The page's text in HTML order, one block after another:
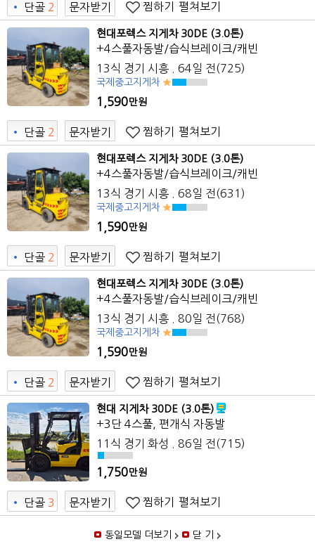
• 단골 2 문자받기 찜하기 펼쳐보기
현대포렉스 지게차 30DE (3.0톤)
+4스풀자동발/습식브레이크/캐빈
13식 경기 시흥 . 64일 전(725)
국제중고지게차
1,590만원
• 단골 2 문자받기 찜하기 펼쳐보기
현대포렉스 지게차 30DE (3.0톤)
+4스풀자동발/습식브레이크/캐빈 ​
13식 경기 시흥 . 68일 전(631)
국제중고지게차
1,590만원
• 단골 2 문자받기 찜하기 펼쳐보기
현대포렉스 지게차 30DE (3.0톤)
+4스풀자동발/습식브레이크/캐빈 ​
13식 경기 시흥 . 80일 전(768)
국제중고지게차
1,590만원
• 단골 2 문자받기 찜하기 펼쳐보기
현대 지게차 30DE (3.0톤)
+3단 4스풀, 편개식 자동발
11식 경기 화성 . 86일 전(715)
1,750만원
• 단골 3 문자받기 찜하기 펼쳐보기
동일모델 더보기 닫 기